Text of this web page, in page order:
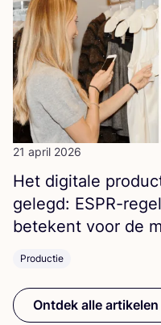
21 april 2026
Het digi­ta­le
ge­legd: ESPR-
bete­kent voor de
Productie
Ontdek alle artikelen